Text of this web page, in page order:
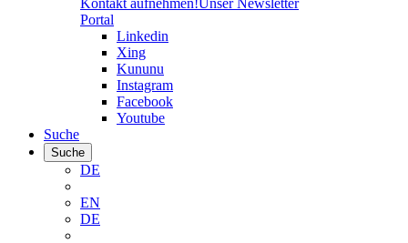
Kontakt aufnehmen!Unser Newsletter
Portal
Linkedin
Xing
Kununu
Instagram
Facebook
Youtube
Suche
Suche
DE
EN
DE